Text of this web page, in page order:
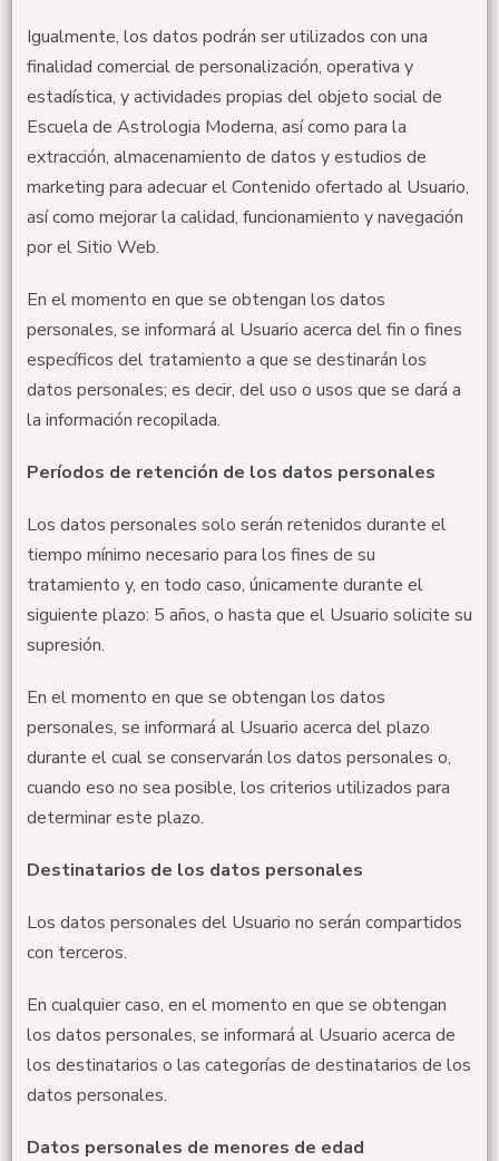
Igualmente, los datos podrán ser utilizados con una
finalidad comercial de personalización, operativa y
estadística, y actividades propias del objeto social de
Escuela de Astrologia Moderna, así como para la
extracción, almacenamiento de datos y estudios de
marketing para adecuar el Contenido ofertado al Usuario,
así como mejorar la calidad, funcionamiento y navegación
por el Sitio Web.
En el momento en que se obtengan los datos
personales, se informará al Usuario acerca del fin o fines
específicos del tratamiento a que se destinarán los
datos personales; es decir, del uso o usos que se dará a
la información recopilada.
Períodos de retención de los datos personales
Los datos personales solo serán retenidos durante el
tiempo mínimo necesario para los fines de su
tratamiento y, en todo caso, únicamente durante el
siguiente plazo: 5 años, o hasta que el Usuario solicite su
supresión.
En el momento en que se obtengan los datos
personales, se informará al Usuario acerca del plazo
durante el cual se conservarán los datos personales o,
cuando eso no sea posible, los criterios utilizados para
determinar este plazo.
Destinatarios de los datos personales
Los datos personales del Usuario no serán compartidos
con terceros.
En cualquier caso, en el momento en que se obtengan
los datos personales, se informará al Usuario acerca de
los destinatarios o las categorías de destinatarios de los
datos personales.
Datos personales de menores de edad